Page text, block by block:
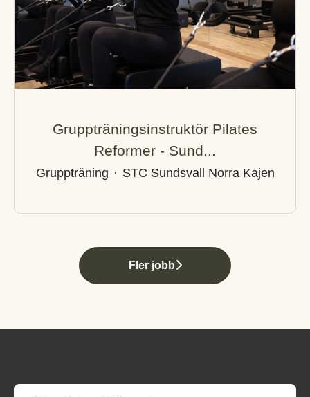
Gruppträningsinstruktör Pilates
Reformer - Sund...
Gruppträning · STC Sundsvall Norra Kajen
Fler jobb